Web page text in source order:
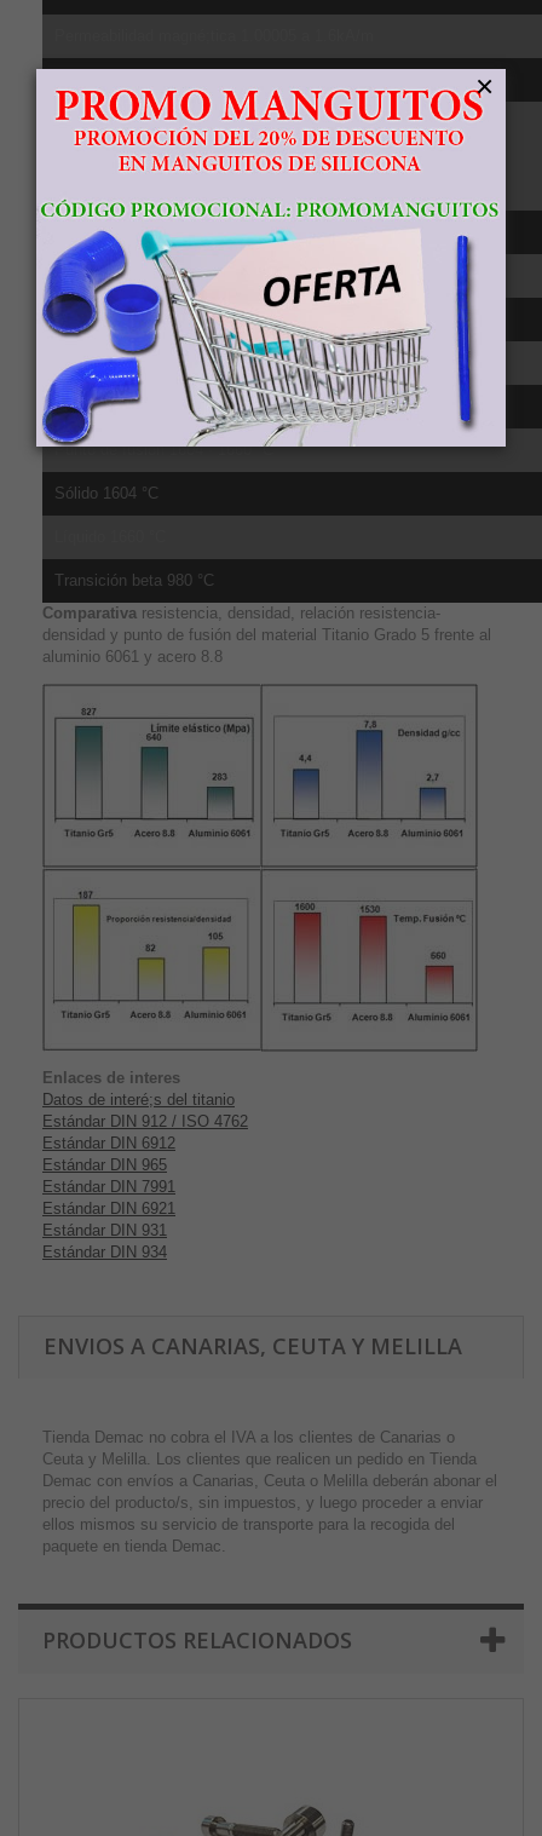
Propiedades Té;rmicas
CTE, lineal 20°C 8.6 µm/m-°C, de 20-100ºC
CTE, lineal 250°C 9.2 µm/m-°C, media sobre el rango 20-315ºC
CTE, lineal 500°C 9.7 µm/m-°C, media sobre el rango 20-650ºC
Calor específico 0.5263 J/g-°C
Conductividad té;rmica 6.7 W/m-K
Punto de fusión 1604 - 1660 °C
Sólido 1604 °C
Transición beta 980 °C
Comparativa resistencia, densidad, relación resistencia-
densidad y punto de fusión del material Titanio Grado 5 frente al
aluminio 6061 y acero 8.8
Enlaces de interes
Datos de interé;s del titanio
Estándar DIN 912 / ISO 4762
Estándar DIN 6912
Estándar DIN 965
Estándar DIN 7991
Estándar DIN 6921
Estándar DIN 931
Estándar DIN 934
ENVIOS A CANARIAS, CEUTA Y MELILLA
Tienda Demac no cobra el IVA a los clientes de Canarias o
Ceuta y Melilla. Los clientes que realicen un pedido en Tienda
Demac con envíos a Canarias, Ceuta o Melilla deberán abonar el
precio del producto/s, sin impuestos, y luego proceder a enviar
ellos mismos su servicio de transporte para la recogida del
paquete en tienda Demac.
PRODUCTOS RELACIONADOS
×